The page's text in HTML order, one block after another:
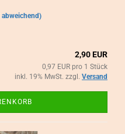
2,90 EUR
0,97 EUR pro 1 Stück
inkl. 19% MwSt. zzgl. Versand